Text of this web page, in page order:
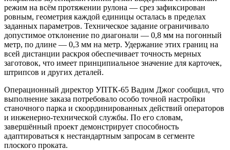
режим на всём протяжении рулона — срез зафиксирован
ровным, геометрия каждой единицы осталась в пределах
заданных параметров. Техническое задание ограничивало
допустимое отклонение по диагонали — 0,8 мм на погонный
метр, по длине — 0,3 мм на метр. Удержание этих границ на
всей дистанции раскроя обеспечивает точность мерных
заготовок, что имеет принципиальное значение для карточек,
штрипсов и других деталей.
Операционный директор УПТК-65 Вадим Джог сообщил, что
выполнение заказа потребовало особо точной настройки
станочного парка и скоординированных действий операторов
и инженерно-технической службы. По его словам,
завершённый проект демонстрирует способность
адаптироваться к нестандартным запросам в сегменте
плоского проката.